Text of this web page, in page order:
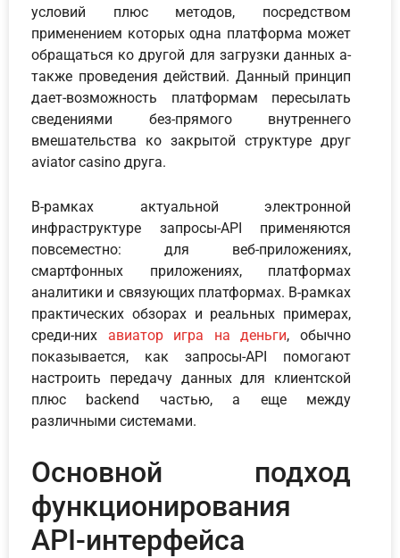
условий плюс методов, посредством
применением которых одна платформа может
обращаться ко другой для загрузки данных а-
также проведения действий. Данный принцип
дает-возможность платформам пересылать
сведениями без-прямого внутреннего
вмешательства ко закрытой структуре друг
aviator casino друга.
В-рамках актуальной электронной
инфраструктуре запросы-API применяются
повсеместно: для веб-приложениях,
смартфонных приложениях, платформах
аналитики и связующих платформах. В-рамках
практических обзорах и реальных примерах,
среди-них авиатор игра на деньги, обычно
показывается, как запросы-API помогают
настроить передачу данных для клиентской
плюс backend частью, а еще между
различными системами.
Основной подход
функционирования
API-интерфейса